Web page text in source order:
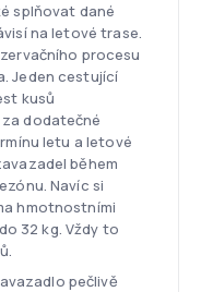
splňovat dané
na letové trase.
procesu
Jeden cestující
kusů
dodatečné
letu a letové
během
Navíc si
hmotnostními
32 kg. Vždy to
pečlivě